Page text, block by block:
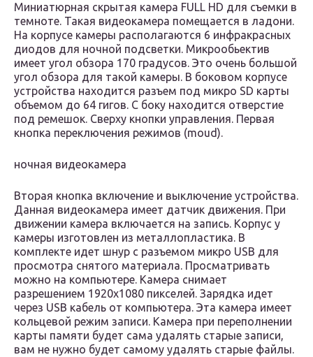
Миниатюрная скрытая камера FULL HD для съемки в
темноте. Такая видеокамера помещается в ладони.
На корпусе камеры располагаются 6 инфракрасных
диодов для ночной подсветки. Микрообьектив
имеет угол обзора 170 градусов. Это очень большой
угол обзора для такой камеры. В боковом корпусе
устройства находится разъем под микро SD карты
объемом до 64 гигов. С боку находится отверстие
под ремешок. Сверху кнопки управления. Первая
кнопка переключения режимов (moud).
ночная видеокамера
Вторая кнопка включение и выключение устройства.
Данная видеокамера имеет датчик движения. При
движении камера включается на запись. Корпус у
камеры изготовлен из металлопластика. В
комплекте идет шнур с разъемом микро USB для
просмотра снятого материала. Просматривать
можно на компьютере. Камера снимает
разрешением 1920х1080 пикселей. Зарядка идет
через USB кабель от компьютера. Эта камера имеет
кольцевой режим записи. Камера при переполнении
карты памяти будет сама удалять старые записи,
вам не нужно будет самому удалять старые файлы.